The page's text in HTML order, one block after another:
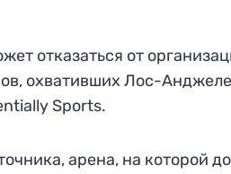
отказаться от
охвативших Лос-
Sports.
арена, на которой